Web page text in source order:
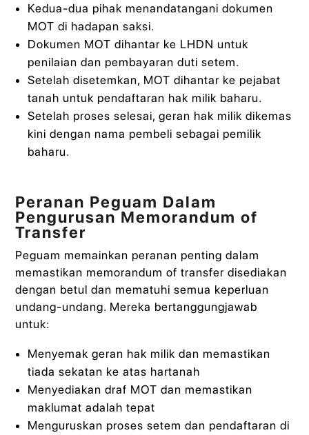
Kedua-dua pihak menandatangani dokumen
MOT di hadapan saksi.
Dokumen MOT dihantar ke LHDN untuk
penilaian dan pembayaran duti setem.
Setelah disetemkan, MOT dihantar ke pejabat
tanah untuk pendaftaran hak milik baharu.
Setelah proses selesai, geran hak milik dikemas
kini dengan nama pembeli sebagai pemilik
baharu.
Peranan Peguam Dalam
Pengurusan Memorandum of
Transfer
Peguam memainkan peranan penting dalam
memastikan memorandum of transfer disediakan
dengan betul dan mematuhi semua keperluan
undang-undang. Mereka bertanggungjawab
untuk:
Menyemak geran hak milik dan memastikan
tiada sekatan ke atas hartanah
Menyediakan draf MOT dan memastikan
maklumat adalah tepat
Menguruskan proses setem dan pendaftaran di